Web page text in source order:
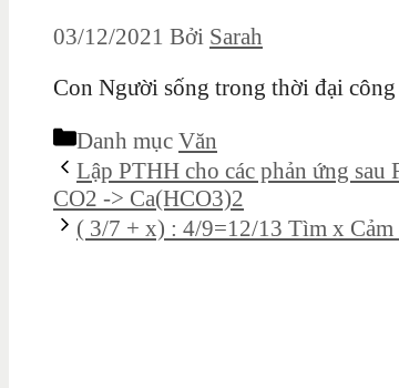
03/12/2021 Bởi Sarah
Con Người sống trong thời đại
Danh mục Văn
Lập PTHH cho các phản ứng
CO2 -> Ca(HCO3)2
( 3/7 + x) : 4/9=12/13 Tìm x